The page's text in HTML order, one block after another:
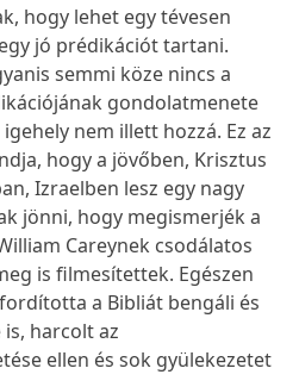
hogy lehet egy tévesen
jó prédikációt tartani.
semmi köze nincs a
gondolatmenete
nem illett hozzá. Ez az
hogy a jövőben, Krisztus
Izraelben lesz egy nagy
jönni, hogy megismerjék a
Careynek csodálatos
is filmesítettek. Egészen
a Bibliát bengáli és
harcolt az
ellen és sok gyülekezetet